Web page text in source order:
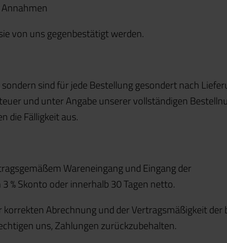
von uns gegenbestätigt werden.
sind für jede Bestellung gesondert nach
und unter Angabe unserer vollständigen
die Fälligkeit aus.
Wareneingang und Eingang der
% Skonto oder innerhalb 30 Tagen netto.
Abrechnung und der Vertragsmäßigkeit der
uns, Zahlungen zurückzubehalten.